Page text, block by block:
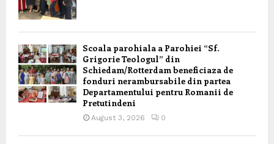
Scoala parohiala a Parohiei “Sf.
Grigorie Teologul” din
Schiedam/Rotterdam beneficiaza de
fonduri nerambursabile din partea
Departamentului pentru Romanii de
Pretutindeni
August 3, 2026 0